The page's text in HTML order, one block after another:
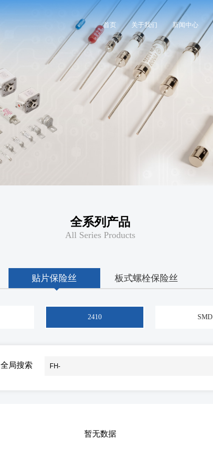
首页 关于我们 新闻中心
全系列产品
All Series Products
贴片保险丝 板式螺栓保险丝
2410 SMD
全局搜索
暂无数据